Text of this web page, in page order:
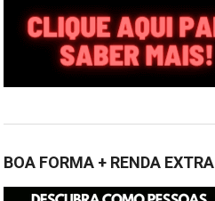
BOA FORMA + RENDA EXTRA